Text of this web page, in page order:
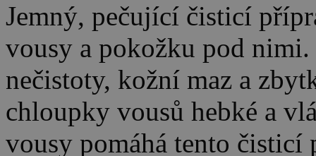
Jemný, pečující čisticí
vousy a pokožku pod
nečistoty, kožní maz a
chloupky vousů hebké a
vousy pomáhá tento čisticí